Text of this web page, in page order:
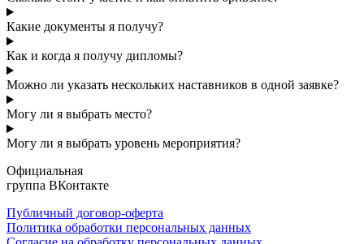
Какие документы я получу?
Как и когда я получу дипломы?
Можно ли указать нескольких наставников в одной заявке?
Могу ли я выбрать место?
Могу ли я выбрать уровень мероприятия?
Официальная
группа ВКонтакте
Публичный договор-оферта
Политика обработки персональных данных